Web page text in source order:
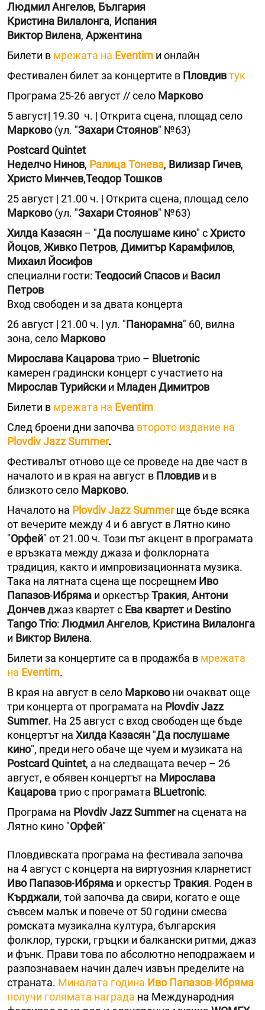
Людмил Ангелов, България
Кристина Вилалонга, Испания
Виктор Вилена, Аржентина
Билети в мрежата на Еventim и онлайн
Фестивален билет за концертите в Пловдивтук
Програма 25-26 август // село Марково
5 август| 19.30 ч. | Открита сцена, площад село
Марково(ул. "Захари Стоянов" №63)
Postcard Quintet
Неделчо Нинов, Ралица Тонева, Вилизар Гичев,
Христо Минчев,Теодор Тошков
25 август | 21.00 ч. | Открита сцена, площад село
Марково(ул. "Захари Стоянов" №63)
Хилда Казасян – "Да послушаме кино" сХристо
Йоцов, Живко Петров, Димитър Карамфилов,
Михаил Йосифов
специални гости: Теодосий Спасов и Васил
Петров
Вход свободен и за двата концерта
26 август | 21.00 ч. | ул. "Панорамна" 60, вилна
зона, село Марково
Мирослава Кацароватрио – Bluetronic
камерен градински концерт с участието на
Мирослав Турийски и Младен Димитров
Билети в мрежата на Eventim
След броени дни започва второто издание на
Plovdiv Jazz Summer.
Фестивалът отново ще се проведе на две част в
началото и в края на август в Пловдив и в
близкото село Марково.
Началото на Plovdiv Jazz Summerще бъде всяка
от вечерите между 4 и 6 август в Лятно кино
"Орфей" от 21.00 ч. Този път акцент в програмата
е връзката между джаза и фолклорната
традиция, както и импровизационната музика.
Така на лятната сцена ще посрещнем Иво
Папазов-Ибряма и оркестърТракия, Антони
Дончевджаз квартет с Ева квартет и Destino
Tango Trio: Людмил Ангелов, Кристина Вилалонга
и Виктор Вилена.
Билети за концертите са в продажба в мрежата
на Eventim.
В края на август в село Марковони очакват още
три концерта от програмата на Plovdiv Jazz
Summer. На 25 август с вход свободен ще бъде
концертът на Хилда Казасян "Да послушаме
кино", преди него обаче ще чуем и музиката на
Postcard Quintet, а на следващата вечер – 26
август, е обявен концертът на Мирослава
Кацароватрио с програмата BLuetronic.
Програма на Plovdiv Jazz Summerна сцената на
Лятно кино "Орфей"
Пловдивската програма на фестивала започва
на 4 август с концерта на виртуозния кларнетист
Иво Папазов-Ибряма и оркестърТракия. Роден в
Кърджали, той започва да свири, когато е още
съвсем малък и повече от 50 години смесва
ромската музикална култура, българския
фолклор, турски, гръцки и балкански ритми, джаз
и фънк. Прави това по абсолютно неподражаем и
разпознаваем начин далеч извън пределите на
страната. Миналата година Иво Папазов-Ибряма
получи голямата награда на Международния